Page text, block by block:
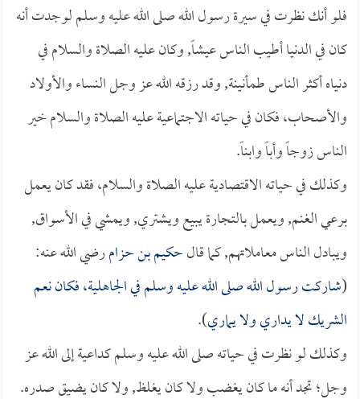
فلو أنك نظرت في سيرة رسول الله صلى الله عليه وسلم لوجدت أنه
كان في الدنيا أطيب الناس عيشاً, وكان عليه الصلاة والسلام في
دنياه أكثر الناس طمأنينة, وقد رزقه الله عز وجل النساء والأولاد
والأصحاب، فكان في حياته الاجتماعية عليه الصلاة والسلام خير
الناس زوجاً وأباً وابناً.
وكذلك في حياته الاقتصادية عليه الصلاة والسلام، فقد كان يعمل
برعي الغنم, ويعمل بالتجارة يبيع ويشتري, ويمشي في الأسواق,
ويبادل الناس معاملاتهم, كما قالحكيم بن حزامرضي الله عنه:
(شاركت رسول الله صلى الله عليه وسلم في الجاهلية، فكان نعم
الشريك لا يداري ولا يماري).
وكذلك لو نظرت في حياته صلى الله عليه وسلم كداعية إلى الله عز
وجل؛ تجد أنه ما كان يغضب ولا كان يغلظ, ولا كان يضيق صدره.